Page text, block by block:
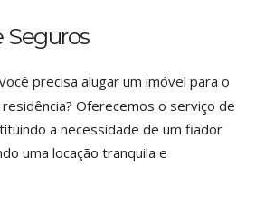
Seguros
precisa alugar um imóvel para o
Oferecemos o serviço de
a necessidade de um fiador
uma locação tranquila e